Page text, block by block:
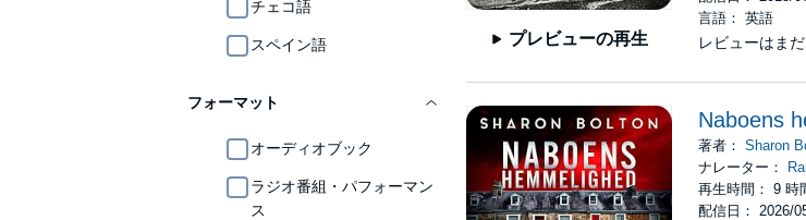
チェコ語
スペイン語
フォーマット
オーディオブック
ラジオ番組・パフォーマン
ス
プレビューの再生
言語： 英語
レビューはまだ
Naboens
著者：Sharon
ナレーター：
再生時間： 9 時
配信日： 2026/